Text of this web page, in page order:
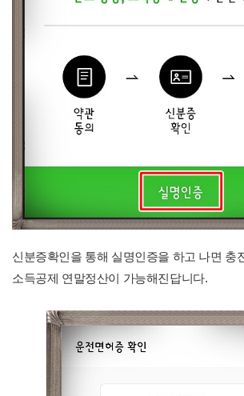
신분증확인을 통해 실명인증을 하고 나면 충
소득공제 연말정산이 가능해진답니다.